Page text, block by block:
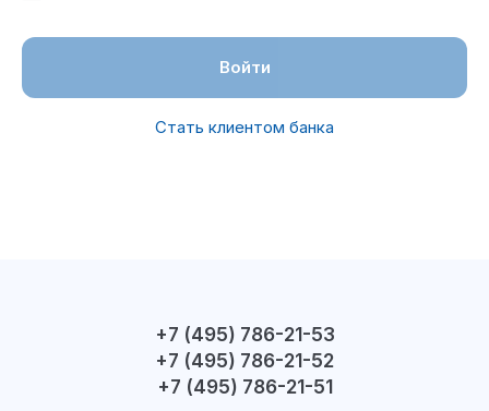
Стать клиентом банка
+7 (495) 786-21-53
+7 (495) 786-21-52
+7 (495) 786-21-51